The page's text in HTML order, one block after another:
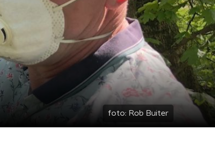
foto: Rob Buiter